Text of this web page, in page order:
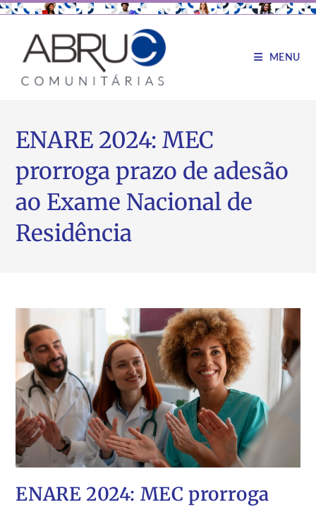
MENU
ENARE 2024: MEC
prorroga prazo de adesão
ao Exame Nacional de
Residência
ENARE 2024: MEC prorroga